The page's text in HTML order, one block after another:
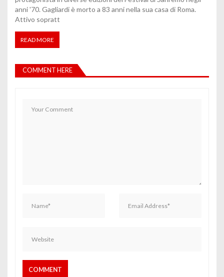
anni '70. Gagliardi è morto a 83 anni nella sua casa di Roma.
Attivo sopratt
READ MORE
COMMENT HERE